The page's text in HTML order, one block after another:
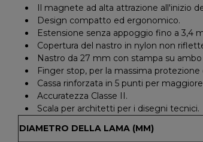
Il magnete ad alta attrazione all'inizio
Design compatto ed ergonomico.
Estensione senza appoggio fino a 3,4
Copertura del nastro in nylon non
Nastro da 27 mm con stampa su
Finger stop, per la massima
Cassa rinforzata in 5 punti per
Accuratezza Classe II.
Scala per architetti per i disegni tecnici.
DIAMETRO DELLA LAMA (MM)